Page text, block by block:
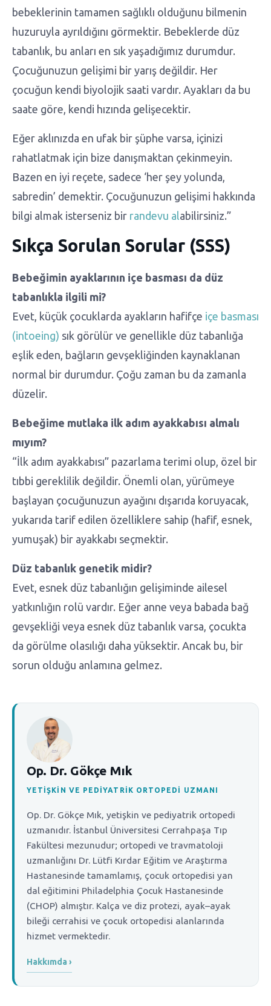
bebeklerinin tamamen sağlıklı olduğunu bilmenin
huzuruyla ayrıldığını görmektir. Bebeklerde düz
tabanlık, bu anları en sık yaşadığımız durumdur.
Çocuğunuzun gelişimi bir yarış değildir. Her
çocuğun kendi biyolojik saati vardır. Ayakları da bu
saate göre, kendi hızında gelişecektir.
Eğer aklınızda en ufak bir şüphe varsa, içinizi
rahatlatmak için bize danışmaktan çekinmeyin.
Bazen en iyi reçete, sadece ‘her şey yolunda,
sabredin’ demektir. Çocuğunuzun gelişimi hakkında
bilgi almak isterseniz bir randevu alabilirsiniz.”
Sıkça Sorulan Sorular (SSS)
Bebeğimin ayaklarının içe basması da düz
tabanlıkla ilgili mi?
Evet, küçük çocuklarda ayakların hafifçe içe basması
(intoeing) sık görülür ve genellikle düz tabanlığa
eşlik eden, bağların gevşekliğinden kaynaklanan
normal bir durumdur. Çoğu zaman bu da zamanla
düzelir.
Bebeğime mutlaka ilk adım ayakkabısı almalı
mıyım?
“İlk adım ayakkabısı” pazarlama terimi olup, özel bir
tıbbi gereklilik değildir. Önemli olan, yürümeye
başlayan çocuğunuzun ayağını dışarıda koruyacak,
yukarıda tarif edilen özelliklere sahip (hafif, esnek,
yumuşak) bir ayakkabı seçmektir.
Düz tabanlık genetik midir?
Evet, esnek düz tabanlığın gelişiminde ailesel
yatkınlığın rolü vardır. Eğer anne veya babada bağ
gevşekliği veya esnek düz tabanlık varsa, çocukta
da görülme olasılığı daha yüksektir. Ancak bu, bir
sorun olduğu anlamına gelmez.
Op. Dr. Gökçe Mık
YETIŞKIN VE PEDIYATRIK ORTOPEDI UZMANI
Op. Dr. Gökçe Mık, yetişkin ve pediyatrik ortopedi
uzmanıdır. İstanbul Üniversitesi Cerrahpaşa Tıp
Fakültesi mezunudur; ortopedi ve travmatoloji
uzmanlığını Dr. Lütfi Kırdar Eğitim ve Araştırma
Hastanesinde tamamlamış, çocuk ortopedisi yan
dal eğitimini Philadelphia Çocuk Hastanesinde
(CHOP) almıştır. Kalça ve diz protezi, ayak–ayak
bileği cerrahisi ve çocuk ortopedisi alanlarında
hizmet vermektedir.
Hakkımda ›